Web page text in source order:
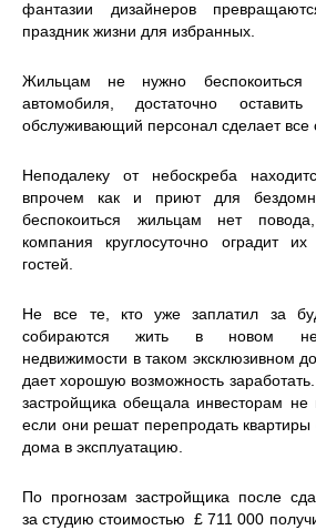
фантазии дизайнеров
праздник жизни для избранных.
Жильцам не нужно беспокоиться
автомобиля, достаточно
обслуживающий персонал сделает все
Неподалеку от небоскреба
впрочем как и приют для
беспокоиться жильцам нет
компания круглосуточно оградит
гостей.
Не все те, кто уже заплатил за
собираются жить в новом
недвижимости в таком эксклюзивном
дает хорошую возможность
застройщика обещала инвесторам не
если они решат перепродать квартиры
дома в эксплуатацию.
По прогнозам застройщика после
за студию стоимостью £ 711 000